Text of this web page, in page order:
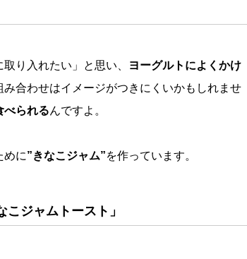
り入れたい」と思い、
ヨーグルトによくかけ
合わせはイメージがつきにくいかもしれませ
べられるんですよ。
めに”きなこジャム”を作っています。
ジャムトースト」